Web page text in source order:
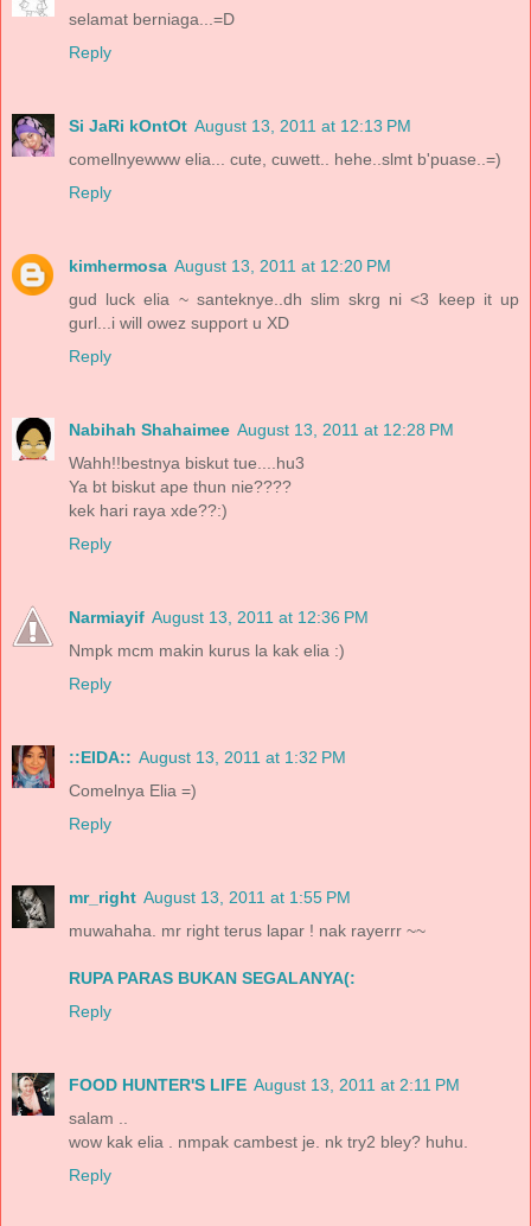
selamat berniaga...=D
Reply
Si JaRi kOntOt August 13, 2011 at 12:13 PM
comellnyewww elia... cute, cuwett.. hehe..slmt b'puase..=)
Reply
kimhermosa August 13, 2011 at 12:20 PM
gud luck elia ~ santeknye..dh slim skrg ni <3 keep it up
gurl...i will owez support u XD
Reply
Nabihah Shahaimee August 13, 2011 at 12:28 PM
Wahh!!bestnya biskut tue....hu3
Ya bt biskut ape thun nie????
kek hari raya xde??:)
Reply
Narmiayif August 13, 2011 at 12:36 PM
Nmpk mcm makin kurus la kak elia :)
Reply
::EIDA:: August 13, 2011 at 1:32 PM
Comelnya Elia =)
Reply
mr_right August 13, 2011 at 1:55 PM
muwahaha. mr right terus lapar ! nak rayerrr ~~
RUPA PARAS BUKAN SEGALANYA(:
Reply
FOOD HUNTER'S LIFE August 13, 2011 at 2:11 PM
salam ..
wow kak elia . nmpak cambest je. nk try2 bley? huhu.
Reply